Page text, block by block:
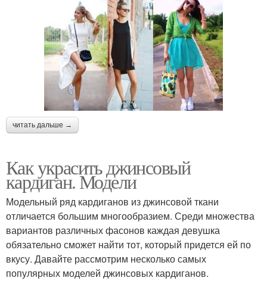
читать дальше →
Как украсить джинсовый
кардиган. Модели
Модельный ряд кардиганов из джинсовой ткани
отличается большим многообразием. Среди множества
вариантов различных фасонов каждая девушка
обязательно сможет найти тот, который придется ей по
вкусу. Давайте рассмотрим несколько самых
популярных моделей джинсовых кардиганов.